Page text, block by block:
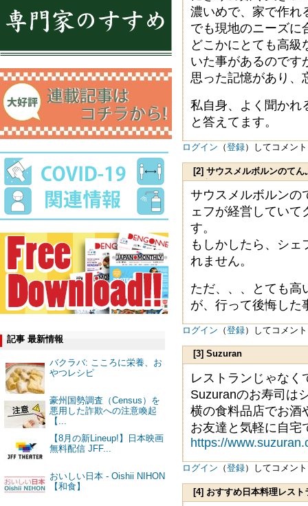
記事 最新情報
バクラバ: こころに栄養、お
やつレシピ
豪州国勢調査（Census）を
悪用した詐欺への注意喚起
【...
【8月の新Lineup!】日本映画
無料配信 JFF...
おいしい日本 - Oishii NIHON
【和食】
濃いめで、家で作れ
でも現地のニーズに
どこかにとても高級
いた事があるのです
思った記憶があり、
私自身、よく聞かれ
と答えてます。
ログイン （登録）してコメン
[2] サウスメルボルンのて
日本人
サウスメルボルン
ェフが経営してい
す。
もしかしたら、シ
れません。
ただ、、、とても高
が、行って後悔した
ログイン （登録）してコメン
[3] Suzuran
レストランじゃなく
Suzuranのお寿司は
横の食料品店でお酒
お友達と気軽に自宅
https://
ログイン （登録）してコメン
[4] おすすめ日本料理レスト